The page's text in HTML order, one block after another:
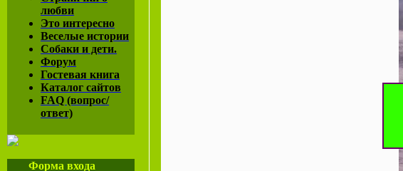
любви
Это интересно
Веселые истории
Собаки и дети.
Форум
Гостевая книга
Каталог сайтов
FAQ (вопрос/
ответ)
Форма входа